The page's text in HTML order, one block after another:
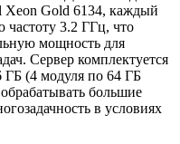
Xeon Gold 6134, каждый
частоту 3.2 ГГц, что
мощность для
Сервер комплектуется
ГБ (4 модуля по 64 ГБ
большие
в условиях